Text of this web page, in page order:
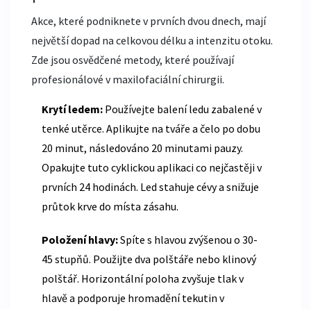
Akce, které podniknete v prvních dvou dnech, mají
největší dopad na celkovou délku a intenzitu otoku.
Zde jsou osvědčené metody, které používají
profesionálové vmaxilofaciální chirurgii.
Krytí ledem: Používejte balení ledu zabalené v
tenké utěrce. Aplikujte na tváře a čelo po dobu
20 minut, následováno 20 minutami pauzy.
Opakujte tuto cyklickou aplikaci co nejčastěji v
prvních 24 hodinách. Led stahuje cévy a snižuje
průtok krve do místa zásahu.
Položení hlavy:Spíte s hlavou zvýšenou o 30-
45 stupňů. Použijte dva polštáře nebo klinový
polštář. Horizontální poloha zvyšuje tlak v
hlavě a podporuje hromadění tekutin v